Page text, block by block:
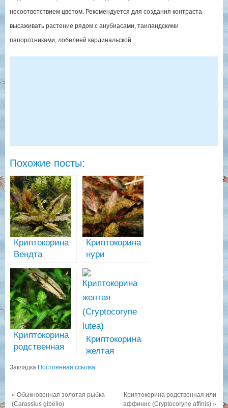
несоответствием цветом. Рекомендуется для создания контраста
высаживать растение рядом с анубиасами, таиландскими
папоротниками, лобелией кардинальской
Похожие посты:
Криптокорина
Вендта
(Cryptocoryne
Wendtii) виды
Криптокорина
нури
(Cryptocoryne
nurii Rosen
Maiden)
Криптокорина
родственная
(Cryptocoryne
Криптокорина
желтая
Закладка Постоянная ссылка.
« Обыкновенная золотая рыбка
(Carassius gibelio)
Криптокорина родственная или
аффинис (Cryptocoryne affinis)»